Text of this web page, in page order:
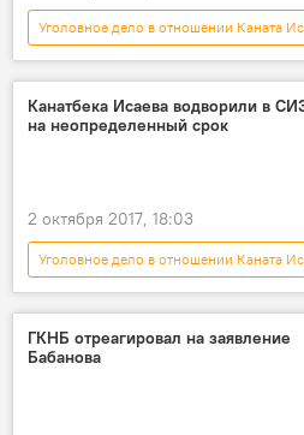
Уголовное дело в отношении Каната
Политика
Новости
Бишкек
задержание
Канат Исаев
Канатбека Исаева водворили в
на неопределенный срок
2 октября 2017, 18:03
Уголовное дело в отношении Каната
Общество
Новости
Aлерт
Канат Исаев
ГКНБ отреагировал на заявление
Бабанова